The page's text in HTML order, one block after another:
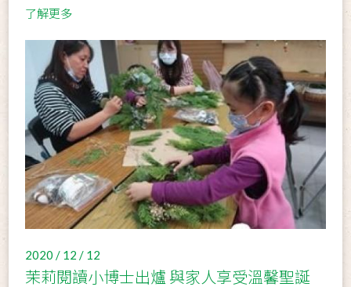
了解更多
2020 / 12 / 12
茉莉閱讀小博士出爐 與家人享受溫馨聖誕